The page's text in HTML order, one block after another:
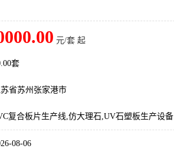
元/套 起
套
省苏州张家港市
复合板片生产线,仿大理石,UV石塑板生产设备
08-06